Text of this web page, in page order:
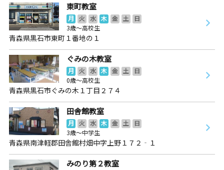
東町教室
月 火 水 木 金 土
日
3歳～高校生
青森県黒石市東町１番地の１
ぐみの木教室
月 火 水 木 金 土
日
0歳～高校生
青森県黒石市ぐみの木１丁目２７４
田舎館教室
月 火 水 木 金 土
日
3歳～中学生
青森県南津軽郡田舎館村畑中字上野１７２‐１
みのり第２教室